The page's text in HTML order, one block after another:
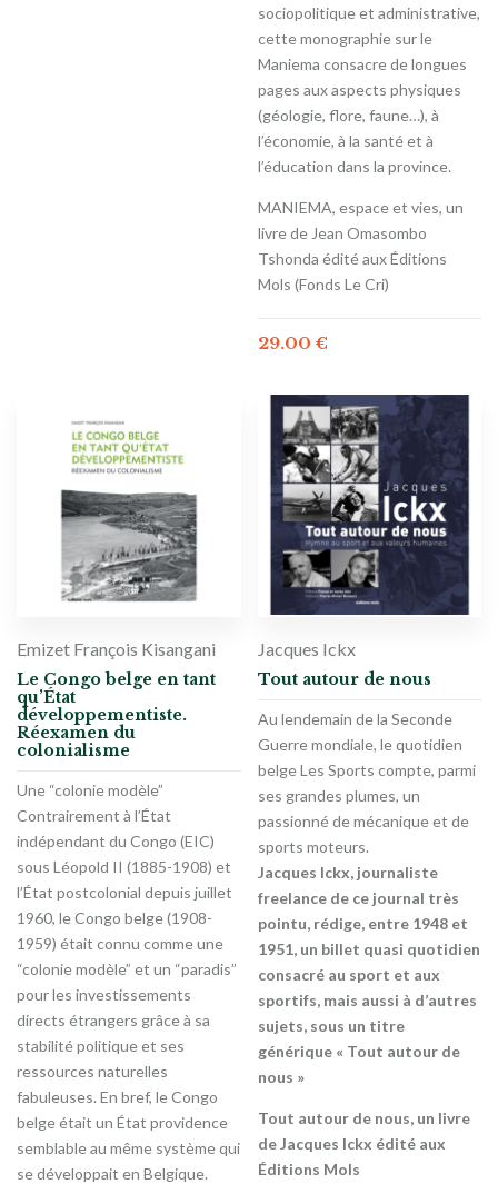
sociopolitique et administrative,
cette monographie sur le
Maniema consacre de longues
pages aux aspects physiques
(géologie, flore, faune…), à
l’économie, à la santé et à
l’éducation dans la province.
MANIEMA, espace et vies, un
livre de Jean Omasombo
Tshonda édité aux Éditions
Mols (Fonds Le Cri)
29.00 €
Emizet François Kisangani
Le Congo belge en tant
qu’État
développementiste.
Réexamen du
colonialisme
Une “colonie modèle”
Contrairement à l’État
indépendant du Congo (EIC)
sous Léopold II (1885-1908) et
l’État postcolonial depuis juillet
1960, le Congo belge (1908-
1959) était connu comme une
“colonie modèle” et un “paradis”
pour les investissements
directs étrangers grâce à sa
stabilité politique et ses
ressources naturelles
fabuleuses. En bref, le Congo
belge était un État providence
semblable au même système qui
se développait en Belgique.
Jacques Ickx
Tout autour de nous
Au lendemain de la Seconde
Guerre mondiale, le quotidien
belge Les Sports compte, parmi
ses grandes plumes, un
passionné de mécanique et de
sports moteurs.
Jacques Ickx, journaliste
freelance de ce journal très
pointu, rédige, entre 1948 et
1951, un billet quasi quotidien
consacré au sport et aux
sportifs, mais aussi à d’autres
sujets, sous un titre
générique « Tout autour de
nous »
Tout autour de nous, un livre
de Jacques Ickx édité aux
Éditions Mols